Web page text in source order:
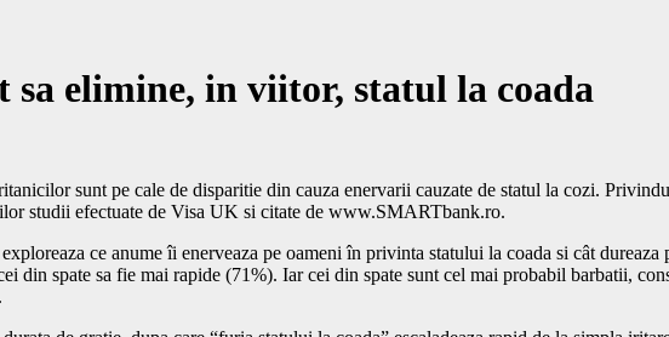
sa elimine, in viitor, statul la coada
sunt pe cale de disparitie din cauza enervarii cauzate de statul la cozi.
studii efectuate de Visa UK si citate de www.SMARTbank.ro.
ce anume îi enerveaza pe oameni în privinta statului la coada si cât dureaza
din spate sa fie mai rapide (71%). Iar cei din spate sunt cel mai probabil barbatii,